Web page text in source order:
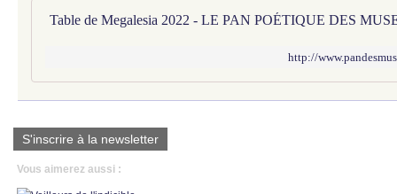
Table de Megalesia 2022 - LE PAN POÉTIQUE DES
http://
S'inscrire à la newsletter
Vous aimerez aussi :